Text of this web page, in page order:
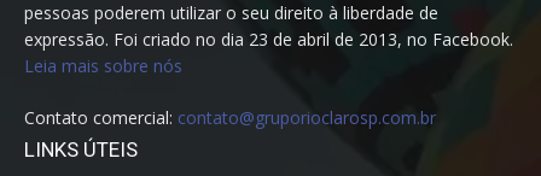
pessoas poderem utilizar o seu direito à liberdade de
expressão. Foi criado no dia 23 de abril de 2013, no Facebook.
Leia mais sobre nós
Contato comercial: contato@gruporioclarosp.com.br
LINKS ÚTEIS